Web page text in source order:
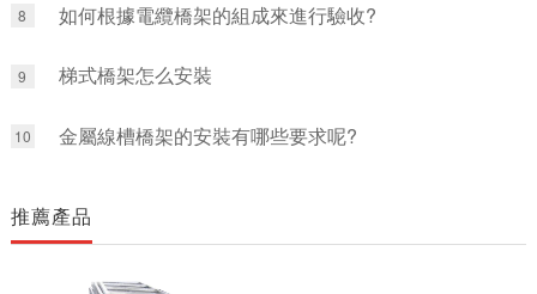
8 如何根據電纜橋架的組成來進行驗收?
9 梯式橋架怎么安裝
10 金屬線槽橋架的安裝有哪些要求呢?
推薦產品